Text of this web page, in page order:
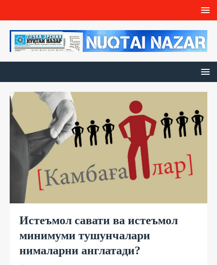
Истеъмол савати ва истеъмол
минимуми тушунчалари
нималарни англатади?